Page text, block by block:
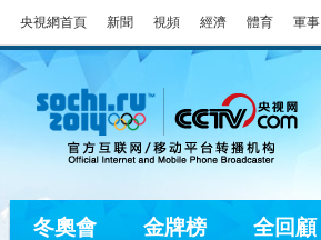
央視網首頁 新聞 視頻 經濟 體育 軍事
冬奧會 金牌榜 全回顧